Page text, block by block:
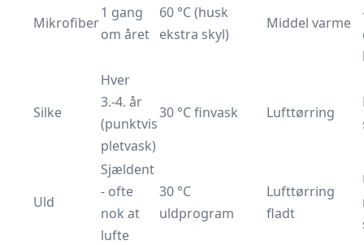
Mikrofiber
1 gang
om året
60 °C (husk
ekstra skyl)
Middel varme
Silke
Hver
3.-4. år
(punktvis
pletvask)
30 °C finvask Lufttørring
Uld
Sjældent
- ofte
nok at
lufte
30 °C
uldprogram
Lufttørring
fladt